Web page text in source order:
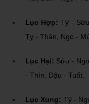
Lục Hợp: Tý -
Tỵ - Thân, Ngọ -
Lục Hại: Sửu -
- Thìn, Dậu - Tuất.
Lục Xung: Tý -